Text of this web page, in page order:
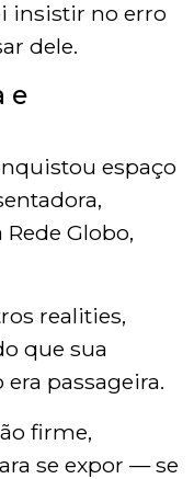
insistir no erro
dele.
e
espaço
Rede Globo,
realities,
que sua
passageira.
firme,
se expor — se